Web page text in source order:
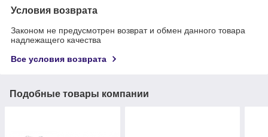
Условия возврата
Законом не предусмотрен возврат и обмен данного товара
надлежащего качества
Все условия возврата
Подобные товары компании